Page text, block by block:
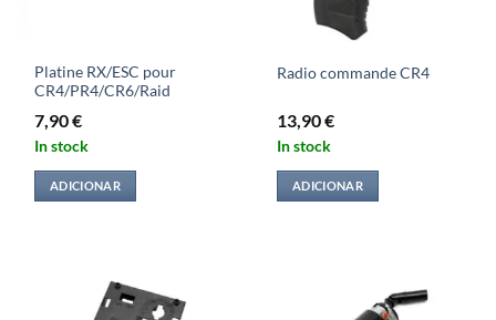
Platine RX/ESC pour
CR4/PR4/CR6/Raid
7,90€
In stock
ADICIONAR
Radio commande CR4
13,90€
In stock
ADICIONAR